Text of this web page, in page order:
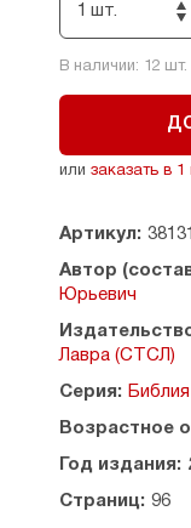
до студентов
Допущено к
1 шт.
В наличии: 12 шт.
или заказать в 1
Артикул: 38131
Автор
Юрьевич
Лавра (СТСЛ)
Серия:
Возрастное
Год издания:
Страниц: 96